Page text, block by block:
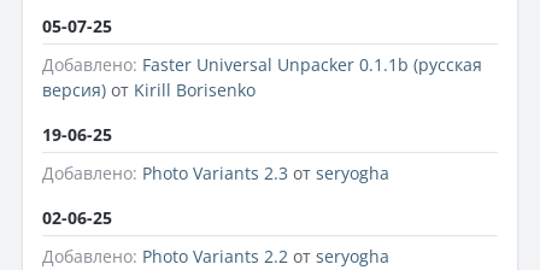
05-07-25
Добавлено: Faster Universal Unpacker 0.1.1b (русская
версия) от Kirill Borisenko
19-06-25
Добавлено: Photo Variants 2.3 от seryogha
02-06-25
Добавлено: Photo Variants 2.2 от seryogha